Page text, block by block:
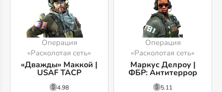
Операция
«Расколотая сеть»
«Дважды» Маккой |
USAF TACP
4.98
Операция
«Расколотая сеть»
Маркус Делроу |
ФБР: Антитеррор
5.11